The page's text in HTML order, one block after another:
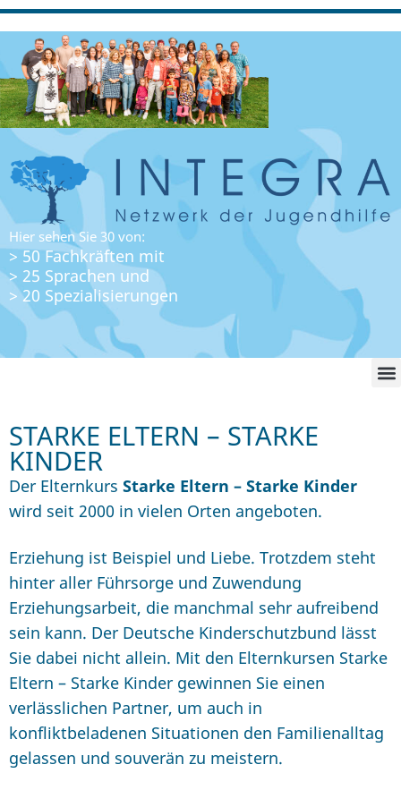
Hier sehen Sie 30 von:
> 50 Fachkräften mit
> 25 Sprachen und
> 20 Spezialisierungen
STARKE ELTERN – STARKE
KINDER
Der Elternkurs Starke Eltern – Starke Kinder
wird seit 2000 in vielen Orten angeboten.
Erziehung ist Beispiel und Liebe. Trotzdem steht
hinter aller Führsorge und Zuwendung
Erziehungsarbeit, die manchmal sehr aufreibend
sein kann. Der Deutsche Kinderschutzbund lässt
Sie dabei nicht allein. Mit den Elternkursen Starke
Eltern – Starke Kinder gewinnen Sie einen
verlässlichen Partner, um auch in
konfliktbeladenen Situationen den Familienalltag
gelassen und souverän zu meistern.